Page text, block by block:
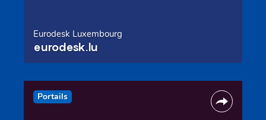
Eurodesk Luxembourg
eurodesk.lu
Portails